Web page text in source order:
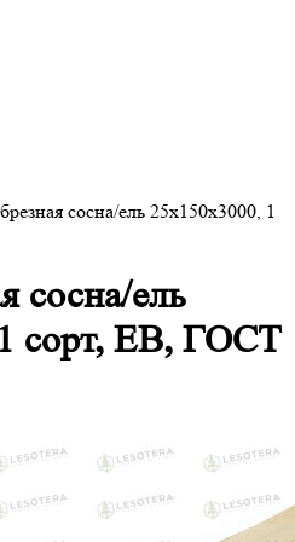
сосна/ель 25х150х3000, 1
сосна/ель
сорт, ЕВ, ГОСТ